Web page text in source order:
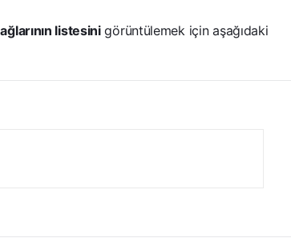
listesinigörüntülemek için aşağıdaki